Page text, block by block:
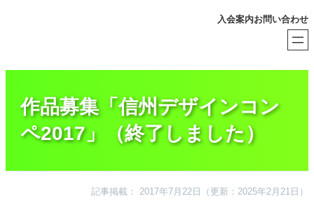
入会案内お問い合わせ
作品募集「信州デザインコン
ペ2017」（終了しました）
記事掲載： 2017年7月22日 （更新：2025年2月21日）